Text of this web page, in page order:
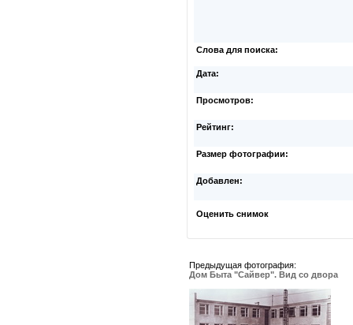
Слова для поиска:
Дата:
Просмотров:
Рейтинг:
Размер фотографии:
Добавлен:
Оценить снимок
Предыдущая фотография:
Дом Быта "Сайвер". Вид со двора